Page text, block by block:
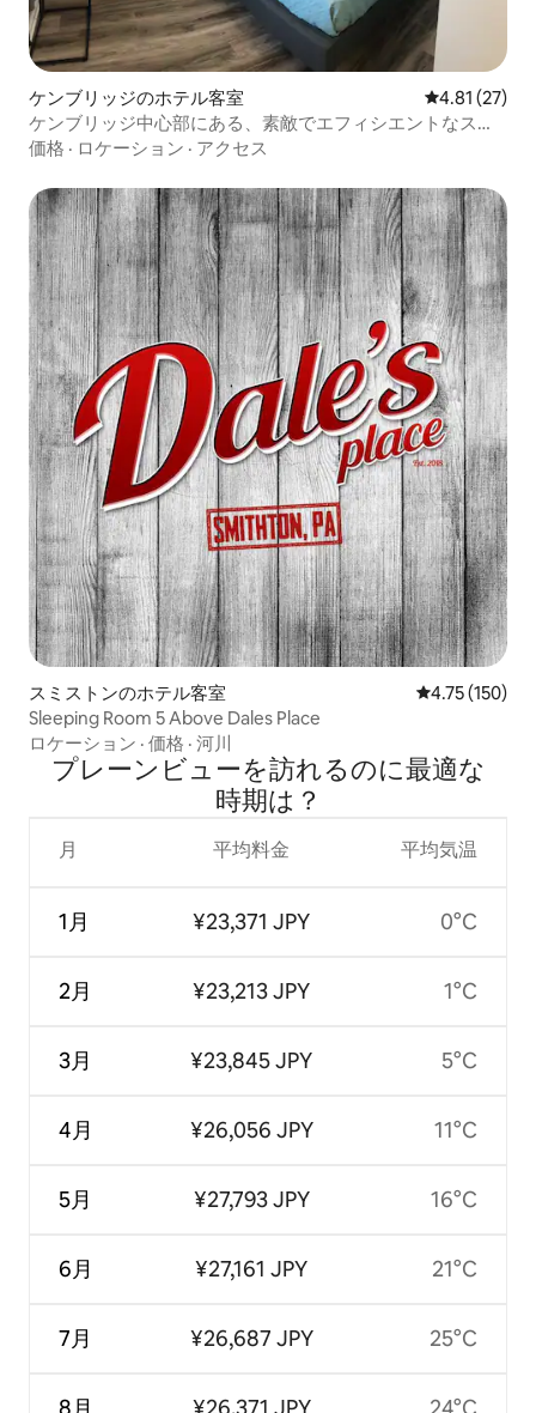
ケンブリッジのホテル客室 レビュー27
4.81 (27)
ケンブリッジ中心部にある、素敵でエフィシエントなスイ
ート3！
価格 · ロケーション · アクセス
スミストンのホテル客室 レビュー150
4.75 (150)
Sleeping Room 5 Above Dales Place
ロケーション · 価格 · 河川
プレーンビューを訪⁠れ⁠るの⁠に最⁠適⁠な
時⁠期⁠は⁠？
月
1月
2月
3月
4月
5月
6月
7月
8月
平均料金
¥23,371 JPY
¥23,213 JPY
¥23,845 JPY
¥26,056 JPY
¥27,793 JPY
¥27,161 JPY
¥26,687 JPY
¥26,371 JPY
平均気温
0°C
1°C
5°C
11°C
16°C
21°C
25°C
24°C